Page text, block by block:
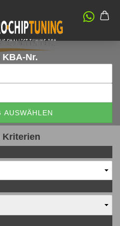
KBA-Nr.
AUSWÄHLEN
Kriterien